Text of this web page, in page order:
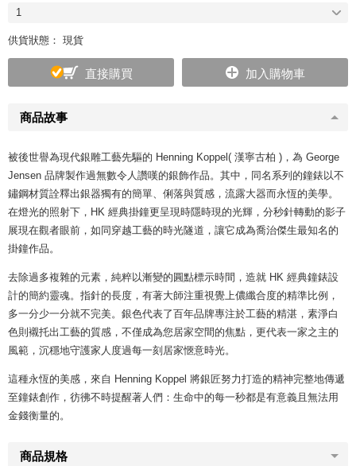
商品故事
被後世譽為現代銀雕工藝先驅的 Henning Koppel( 漢寧古柏 )，為 George
Jensen 品牌製作過無數令人讚嘆的銀飾作品。其中，同名系列的鐘錶以不
鏽鋼材質詮釋出銀器獨有的簡單、俐落與質感，流露大器而永恆的美學。
在燈光的照射下，HK 經典掛鐘更呈現時隱時現的光輝，分秒針轉動的影子
展現在觀者眼前，如同穿越工藝的時光隧道，讓它成為喬治傑生最知名的
掛鐘作品。
去除過多複雜的元素，純粹以漸變的圓點標示時間，造就 HK 經典鐘錶設
計的簡約靈魂。指針的長度，有著大師注重視覺上儂纖合度的精準比例，
多一分少一分就不完美。銀色代表了百年品牌專注於工藝的精湛，素淨白
色則襯托出工藝的質感，不僅成為您居家空間的焦點，更代表一家之主的
風範，沉穩地守護家人度過每一刻居家愜意時光。
這種永恆的美感，來自 Henning Koppel 將銀匠努力打造的精神完整地傳遞
至鐘錶創作，彷彿不時提醒著人們：生命中的每一秒都是有意義且無法用
金錢衡量的。
商品規格
1
供貨狀態： 現貨
直接購買 加入購物車